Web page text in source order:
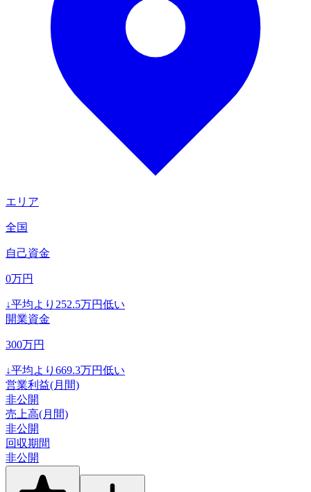
エリア
全国
自己資金
0万円
↓平均より 252.5万円低い
開業資金
300万円
↓平均より 669.3万円低い
営業利益(月間)
非公開
売上高(月間)
非公開
回収期間
非公開